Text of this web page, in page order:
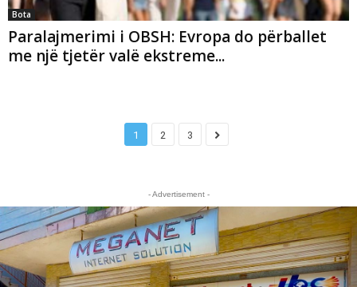
Bota
Paralajmerimi i OBSH: Evropa do përballet
me një tjetër valë ekstreme...
1 2 3
- Advertisement -